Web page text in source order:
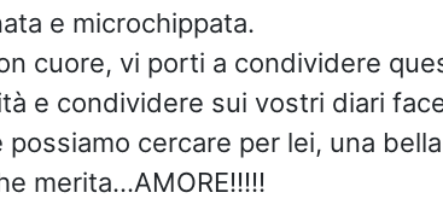
e microchippata.
cuore, vi porti a condividere
e condividere sui vostri diari
cercare per lei, una
merita…AMORE!!!!!